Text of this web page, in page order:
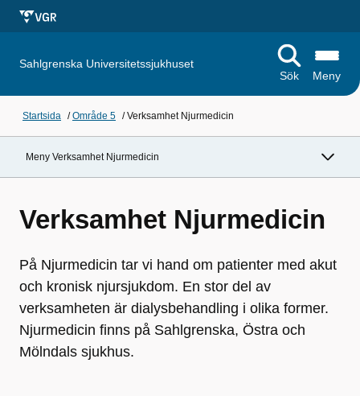
Sahlgrenska Universitetssjukhuset
Sök
Meny
Startsida /Område 5 /Verksamhet Njurmedicin
Meny Verksamhet Njurmedicin
Verksamhet Njurmedicin
På Njurmedicin tar vi hand om patienter med akut
och kronisk njursjukdom. En stor del av
verksamheten är dialysbehandling i olika former.
Njurmedicin finns på Sahlgrenska, Östra och
Mölndals sjukhus.